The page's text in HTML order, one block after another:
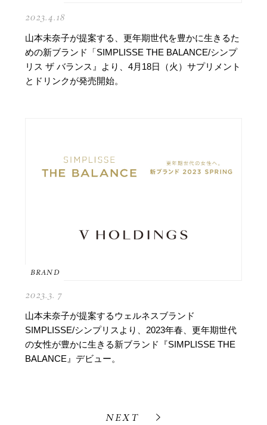
2023.4.18
山本未奈子が提案する、更年期世代を豊かに生きるた
めの新ブランド「SIMPLISSE THE BALANCE/シンプ
リス ザ バランス』より、4月18日（火）サプリメント
とドリンクが発売開始。
BRAND
2023.3. 7
山本未奈子が提案するウェルネスブランド
SIMPLISSE/シンプリスより、2023年春、更年期世代
の女性が豊かに生きる新ブランド『SIMPLISSE THE
BALANCE』デビュー。
NEXT